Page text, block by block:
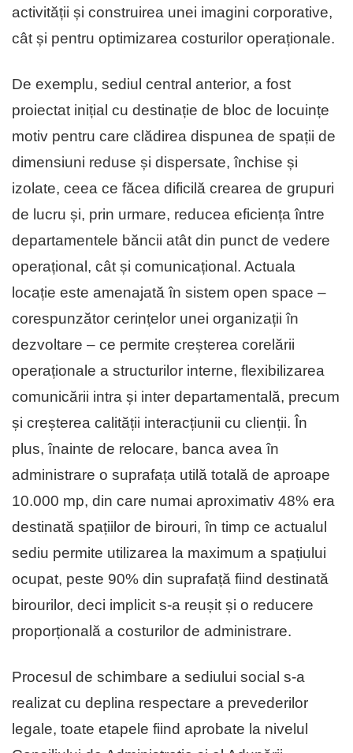
activității și construirea unei imagini corporative,
cât și pentru optimizarea costurilor operaționale.
De exemplu, sediul central anterior, a fost
proiectat inițial cu destinație de bloc de locuințe
motiv pentru care clădirea dispunea de spații de
dimensiuni reduse și dispersate, închise și
izolate, ceea ce făcea dificilă crearea de grupuri
de lucru și, prin urmare, reducea eficiența între
departamentele băncii atât din punct de vedere
operațional, cât și comunicațional. Actuala
locație este amenajată în sistem open space –
corespunzător cerințelor unei organizații în
dezvoltare – ce permite creșterea corelării
operaționale a structurilor interne, flexibilizarea
comunicării intra și inter departamentală, precum
și creșterea calității interacțiunii cu clienții. În
plus, înainte de relocare, banca avea în
administrare o suprafața utilă totală de aproape
10.000 mp, din care numai aproximativ 48% era
destinată spațiilor de birouri, în timp ce actualul
sediu permite utilizarea la maximum a spațiului
ocupat, peste 90% din suprafață fiind destinată
birourilor, deci implicit s-a reușit și o reducere
proporțională a costurilor de administrare.
Procesul de schimbare a sediului social s-a
realizat cu deplina respectare a prevederilor
legale, toate etapele fiind aprobate la nivelul